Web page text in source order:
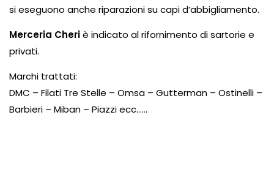
si eseguono anche riparazioni su capi d’abbigliamento.
Merceria Cheriè indicato al rifornimento di sartorie e
privati.
Marchi trattati:
DMC – Filati Tre Stelle – Omsa – Gutterman – Ostinelli –
Barbieri – Miban – Piazzi ecc……